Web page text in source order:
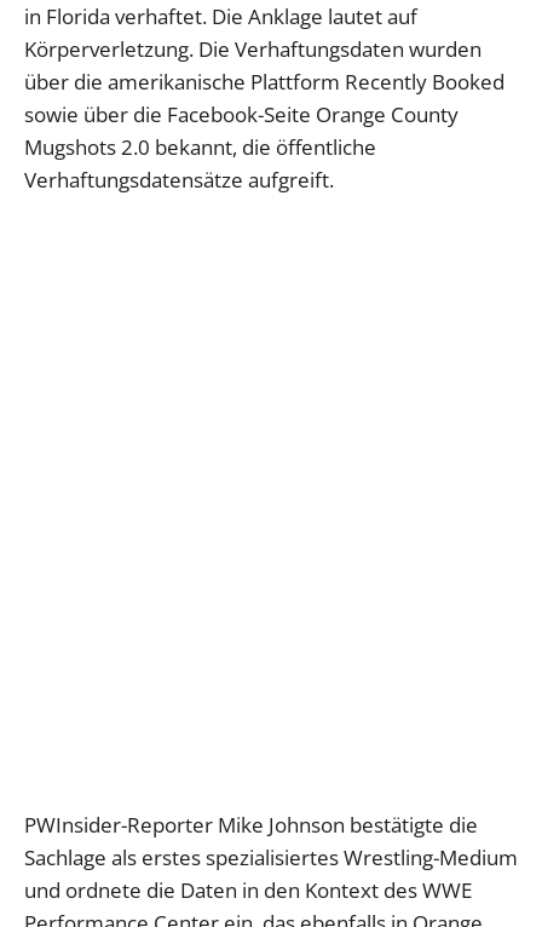
in Florida verhaftet. Die Anklage lautet auf
Körperverletzung. Die Verhaftungsdaten wurden
über die amerikanische Plattform Recently Booked
sowie über die Facebook-Seite Orange County
Mugshots 2.0 bekannt, die öffentliche
Verhaftungsdatensätze aufgreift.
PWInsider-Reporter Mike Johnson bestätigte die
Sachlage als erstes spezialisiertes Wrestling-Medium
und ordnete die Daten in den Kontext des WWE